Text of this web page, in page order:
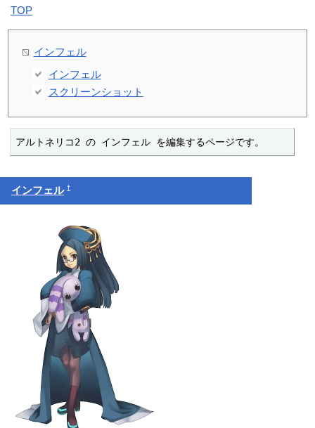
TOP
インフェル
インフェル
スクリーンショット
アルトネリコ2 の インフェル を編集するページです。
インフェル †